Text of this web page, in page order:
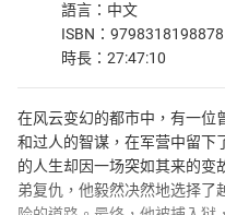
語言：中文
ISBN：9798318198878
時長：27:47:10
在风云变幻的都市中，有一位
和过人的智谋，在军营中留下
的人生却因一场突如其来的变
弟复仇，他毅然决然地选择了